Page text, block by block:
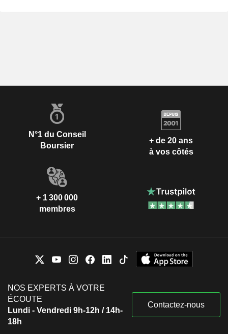
N°1 du Conseil
Boursier
+ de 20 ans
à vos côtés
+ 1 300 000
membres
NOS EXPERTS À VOTRE
ÉCOUTE
Lundi - Vendredi 9h-12h / 14h-
18h
Contactez-nous